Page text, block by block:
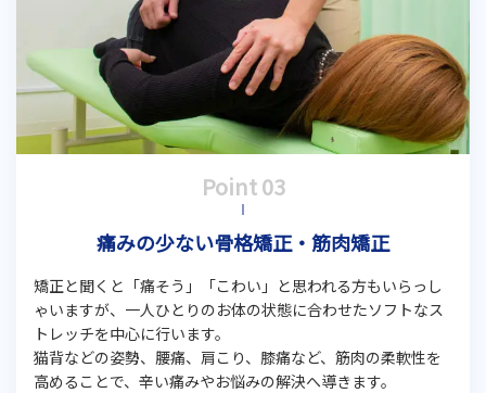
痛みの少ない骨格矯正・筋肉矯正
矯正と聞くと「痛そう」「こわい」と思われる方もいらっし
ゃいますが、一人ひとりのお体の状態に合わせたソフトなス
トレッチを中心に行います。
猫背などの姿勢、腰痛、肩こり、膝痛など、筋肉の柔軟性を
高めることで、辛い痛みやお悩みの解決へ導きます。